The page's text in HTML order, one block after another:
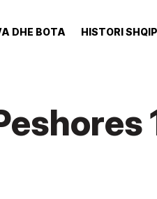
DHE BOTA HISTORI